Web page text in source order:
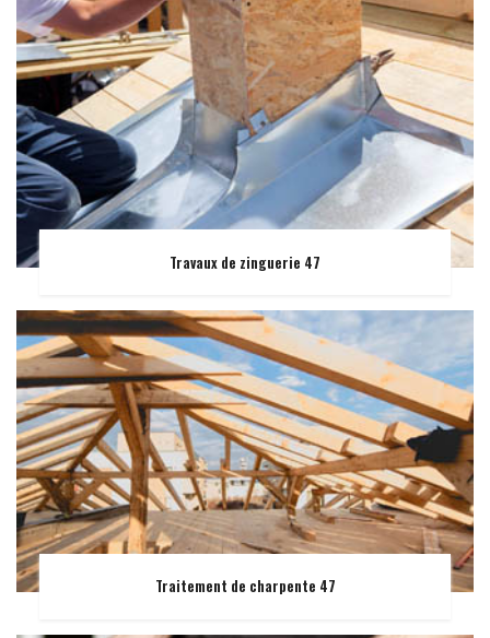
Travaux de zinguerie 47
Traitement de charpente 47